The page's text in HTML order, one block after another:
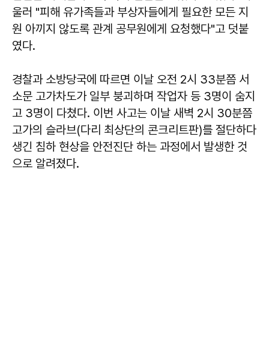
울러 "피해 유가족들과 부상자들에게 필요한 모든 지
원 아끼지 않도록 관계 공무원에게 요청했다"고 덧붙
였다.
경찰과 소방당국에 따르면 이날 오전 2시 33분쯤 서
소문 고가차도가 일부 붕괴하며 작업자 등 3명이 숨지
고 3명이 다쳤다. 이번 사고는 이날 새벽 2시 30분쯤
고가의 슬라브(다리 최상단의 콘크리트판)를 절단하다
생긴 침하 현상을 안전진단 하는 과정에서 발생한 것
으로 알려졌다.